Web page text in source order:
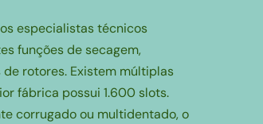
especialistas técnicos
funções de secagem,
rotores. Existem múltiplas
fábrica possui 1.600 slots.
corrugado ou multidentado, o